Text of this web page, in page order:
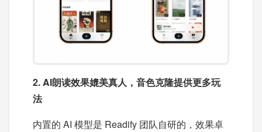
2. AI朗读效果媲美真人，音色克隆提供更多玩
法
内置的 AI 模型是 Readify 团队自研的，效果卓